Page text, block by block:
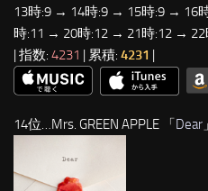
13時:9 → 14時:9 → 15時:9 → 16
時:11 → 20時:12 → 21時:12 →
| 指数: 4231 | 累積: 4231
14位…Mrs. GREEN APPLE 「Dear 」